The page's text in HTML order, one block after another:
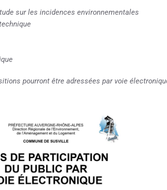
sur les incidences environnementales
pourront être adressées par voie